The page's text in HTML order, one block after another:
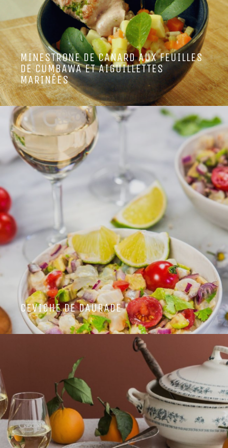
MINESTRONE DE CANARD AUX FEUILLES
DE CUMBAWA ET AIGUILLETTES
MARINÉES
CEVICHE DE DAURADE